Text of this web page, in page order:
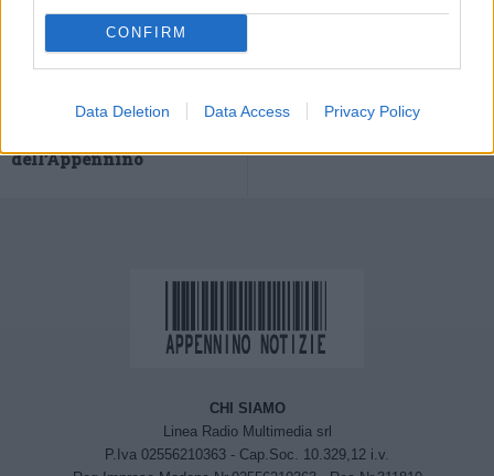
CONFIRM
Data Deletion Data Access Privacy Policy
questa mattina sulla SS63
dell’Appennino
figlio p…, presto dimesso
CHI SIAMO
Linea Radio Multimedia srl
P.Iva 02556210363 - Cap.Soc. 10.329,12 i.v.